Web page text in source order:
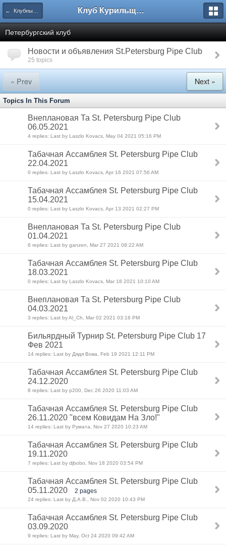
← Клубные дела Клуб Курильщиков Трубки
Петербургский клуб
Новости и объявления St.Petersburg Pipe Club
25 topics
« Prev Next »
Topics In This Forum
Внеплановая Та St. Petersburg Pipe Club
06.05.2021
4 replies: Last by Laszlo Kovacs, May 04 2021 05:16 PM
Табачная Ассамблея St. Petersburg Pipe Club
22.04.2021
0 replies: Last by Laszlo Kovacs, Apr 16 2021 07:56 AM
Табачная Ассамблея St. Petersburg Pipe Club
15.04.2021
0 replies: Last by Laszlo Kovacs, Apr 13 2021 02:27 PM
Внеплановая Та St. Petersburg Pipe Club
01.04.2021
6 replies: Last by ganzen, Mar 27 2021 08:22 AM
Табачная Ассамблея St. Petersburg Pipe Club
18.03.2021
0 replies: Last by Laszlo Kovacs, Mar 18 2021 10:10 AM
Внеплановая Та St. Petersburg Pipe Club
04.03.2021
3 replies: Last by Al_Ch, Mar 02 2021 03:16 PM
Бильярдный Турнир St. Petersburg Pipe Club 17
Фев 2021
14 replies: Last by Дядя Вова, Feb 19 2021 12:11 PM
Табачная Ассамблея St. Petersburg Pipe Club
24.12.2020
8 replies: Last by p200, Dec 26 2020 11:03 AM
Табачная Ассамблея St. Petersburg Pipe Club
26.11.2020 "всем Ковидам На Зло!"
14 replies: Last by Румата, Nov 27 2020 10:23 AM
Табачная Ассамблея St. Petersburg Pipe Club
19.11.2020
7 replies: Last by djbobo, Nov 18 2020 03:54 PM
Табачная Ассамблея St. Petersburg Pipe Club
05.11.2020
2 pages
24 replies: Last by Д.А.В., Nov 02 2020 10:43 PM
Табачная Ассамблея St. Petersburg Pipe Club
03.09.2020
9 replies: Last by May, Oct 24 2020 09:42 AM